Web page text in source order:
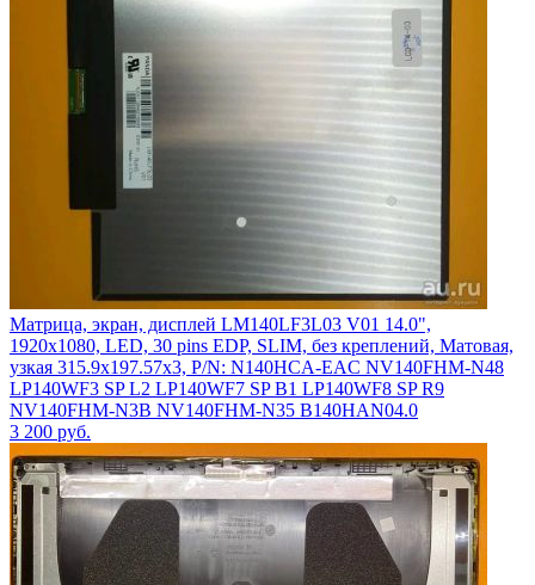
Матрица, экран, дисплей LM140LF3L03 V01 14.0",
1920x1080, LED, 30 pins EDP, SLIM, без креплений, Матовая,
узкая 315.9x197.57x3, P/N: N140HCA-EAC NV140FHM-N48
LP140WF3 SP L2 LP140WF7 SP B1 LP140WF8 SP R9
NV140FHM-N3B NV140FHM-N35 B140HAN04.0
3 200 руб.